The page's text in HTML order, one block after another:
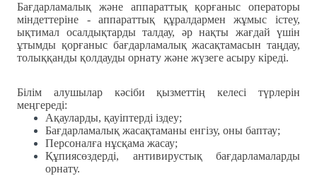
Бағдарламалық және аппараттық қорғаныс операторы
міндеттеріне - аппараттық құралдармен жұмыс істеу,
ықтимал осалдықтарды талдау, әр нақты жағдай үшін
ұтымды қорғаныс бағдарламалық жасақтамасын таңдау,
толыққанды қолдауды орнату және жүзеге асыру кіреді.
Білім алушылар кәсіби қызметтің келесі түрлерін
меңгереді:
Ақауларды, қауіптерді іздеу;
Бағдарламалық жасақтаманы енгізу, оны баптау;
Персоналға нұсқама жасау;
Құпиясөздерді, антивирустық бағдарламаларды
орнату.